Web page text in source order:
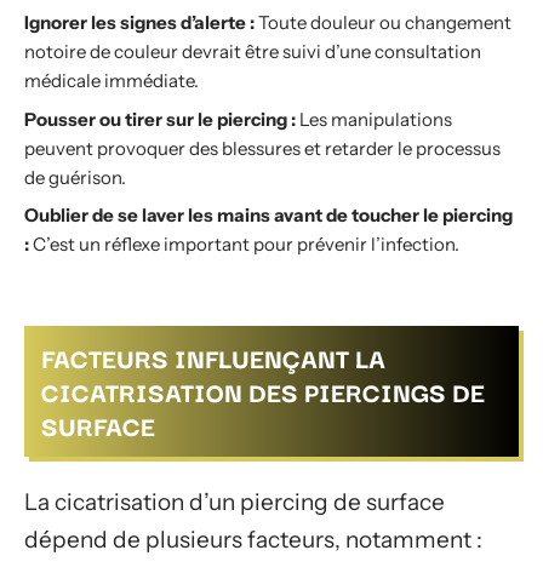
Ignorer les signes d’alerte :Toute douleur ou changement
notoire de couleur devrait être suivi d’une consultation
médicale immédiate.
Pousser ou tirer sur le piercing : Les manipulations
peuvent provoquer des blessures et retarder le processus
de guérison.
Oublier de se laver les mains avant de toucher le piercing
:C’est un réflexe important pour prévenir l’infection.
FACTEURS INFLUENÇANT LA
CICATRISATION DES PIERCINGS DE
SURFACE
La cicatrisation d’un piercing de surface
dépend de plusieurs facteurs, notamment :